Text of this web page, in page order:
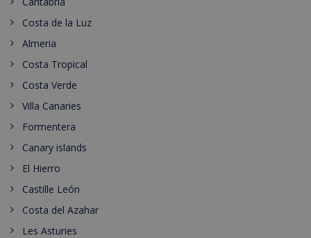
Costa de la Luz
Almeria
Costa Tropical
Costa Verde
Villa Canaries
Formentera
Canary islands
El Hierro
Castille León
Costa del Azahar
Les Asturies